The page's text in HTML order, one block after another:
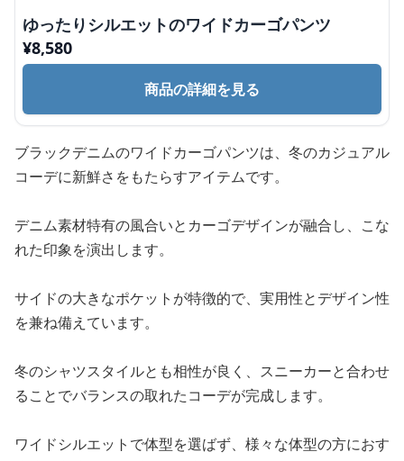
ゆったりシルエットのワイドカーゴパンツ
¥8,580
商品の詳細を見る
ブラックデニムのワイドカーゴパンツは、冬のカジュアル
コーデに新鮮さをもたらすアイテムです。
デニム素材特有の風合いとカーゴデザインが融合し、こな
れた印象を演出します。
サイドの大きなポケットが特徴的で、実用性とデザイン性
を兼ね備えています。
冬のシャツスタイルとも相性が良く、スニーカーと合わせ
ることでバランスの取れたコーデが完成します。
ワイドシルエットで体型を選ばず、様々な体型の方におす